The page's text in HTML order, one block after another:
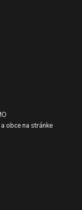
obce na stránke